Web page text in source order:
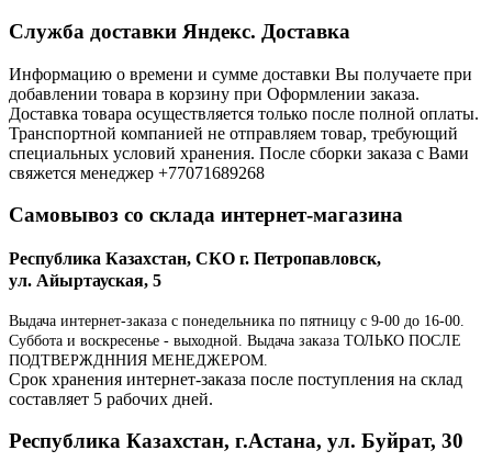
Служба доставки Яндекс. Доставка
Информацию о времени и сумме доставки Вы получаете при
добавлении товара в корзину при Оформлении заказа.
Доставка товара осуществляется только после полной оплаты.
Транспортной компанией не отправляем товар, требующий
специальных условий хранения. После сборки заказа с Вами
свяжется менеджер +77071689268
Самовывоз со склада интернет-магазина
Республика Казахстан, СКО г. Петропавловск,
ул. Айыртауская, 5
Выдача интернет-заказа с понедельника по пятницу с 9-00 до 16-00.
Суббота и воскресенье - выходной. Выдача заказа ТОЛЬКО ПОСЛЕ
ПОДТВЕРЖДННИЯ МЕНЕДЖЕРОМ.
Срок хранения интернет-заказа после поступления на склад
составляет 5 рабочих дней.
Республика Казахстан, г.Астана, ул. Буйрат, 30